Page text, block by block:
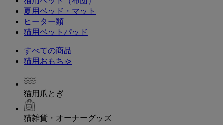
夏用ベッド・マット
ヒーター類
猫用ベットパッド
すべての商品
猫用おもちゃ
猫用爪とぎ
猫雑貨・オーナーグッズ